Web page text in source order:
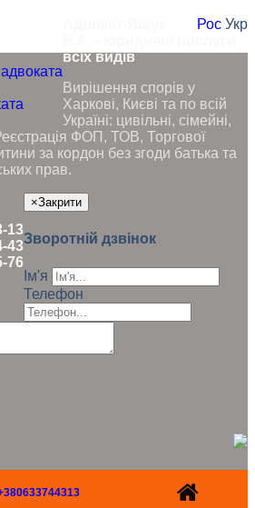
Рос Укр
всіх видів
Вирішення спорів у
Харкові, Києві та по всій
Україні: цивільні, сімейні,
ФОП, ТОВ, Торгової
за кордон без згоди батька та
прав.
13
43
76
×Закрити
Зворотній дзвінок
Ім'я
Телефон